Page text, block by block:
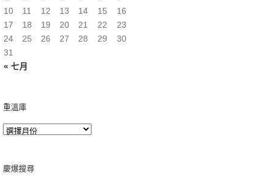
« 七月
10
11 12 13 14 15
16
17
18 19 20 21 22
23
24
25 26 27 28 29
30
31
重溫庫
慶爆搜尋